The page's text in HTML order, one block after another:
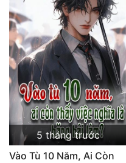
5 tháng trước
Vào Tù 10 Năm, Ai Còn